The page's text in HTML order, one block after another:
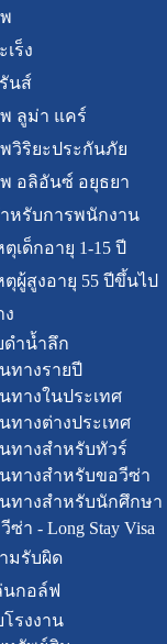
ร็ง
นส์
ลูม่า แคร์
วิริยะประกันภัย
อลิอันซ์ อยุธยา
หรับการพนักงาน
เด็กอายุ 1-15 ปี
ผู้สูงอายุ 55 ปีขึ้นไป
ง
ำน้ำลึก
ทางรายปี
ทางในประเทศ
ทางต่างประเทศ
ทางสำหรับทัวร์
ทางสำหรับขอวีซ่า
ทางสำหรับนักศึกษา
ซ่า - Long Stay Visa
มรับผิด
นกอล์ฟ
รงงาน